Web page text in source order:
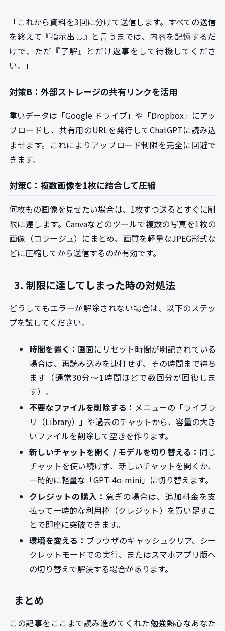
「これから資料を3回に分けて送信します。すべての送信
を終えて『指示出し』と言うまでは、内容を記憶するだ
けで、ただ『了解』とだけ返事をして待機してくださ
い。」
対策B：外部ストレージの共有リンクを活用
重いデータは「Google ドライブ」や「Dropbox」にアッ
プロードし、共有用のURLを発行してChatGPTに読み込
ませます。これによりアップロード制限を完全に回避で
きます。
対策C：複数画像を1枚に結合して圧縮
何枚もの画像を見せたい場合は、1枚ずつ送るとすぐに制
限に達します。Canvaなどのツールで複数の写真を1枚の
画像（コラージュ）にまとめ、画質を軽量なJPEG形式な
どに圧縮してから送信するのが有効です。
3. 制限に達してしまった時の対処法
どうしてもエラーが解除されない場合は、以下のステッ
プを試してください。
時間を置く：画面にリセット時間が明記されている
場合は、再読み込みを連打せず、その時間まで待ち
ます（通常30分〜1時間ほどで数回分が回復しま
す）。
不要なファイルを削除する： メニューの「ライブラ
リ（Library）」や過去のチャットから、容量の大き
いファイルを削除して空きを作ります。
新しいチャットを開く / モデルを切り替える： 同じ
チャットを使い続けず、新しいチャットを開くか、
一時的に軽量な「GPT-4o-mini」に切り替えます。
クレジットの購入： 急ぎの場合は、追加料金を支
払って一時的な利用枠（クレジット）を買い足すこ
とで即座に突破できます。
環境を変える： ブラウザのキャッシュクリア、シー
クレットモードでの実行、またはスマホアプリ版へ
の切り替えで解決する場合があります。
まとめ
この記事をここまで読み進めてくれた勉強熱心なあなた